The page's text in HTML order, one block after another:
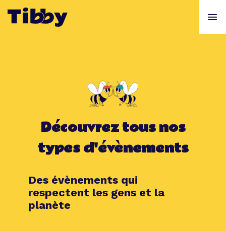
Découvrez tous nos
types d'évènements
Des évènements qui
respectent les gens et la
planète